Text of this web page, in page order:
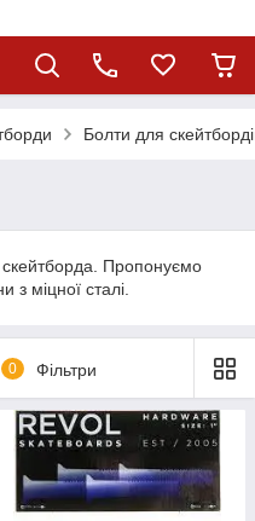
Болти для
Пропонуємо
з міцної сталі.
0 Фільтри